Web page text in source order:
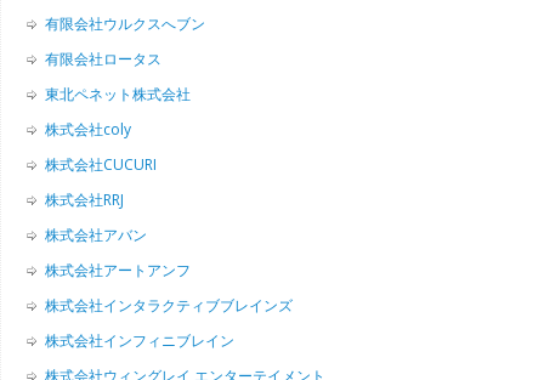
有限会社ウルクスへブン
有限会社ロータス
東北ペネット株式会社
株式会社coly
株式会社CUCURI
株式会社RRJ
株式会社アバン
株式会社アートアンフ
株式会社インタラクティブブレインズ
株式会社インフィニブレイン
株式会社ウィングレイ エンターテイメント